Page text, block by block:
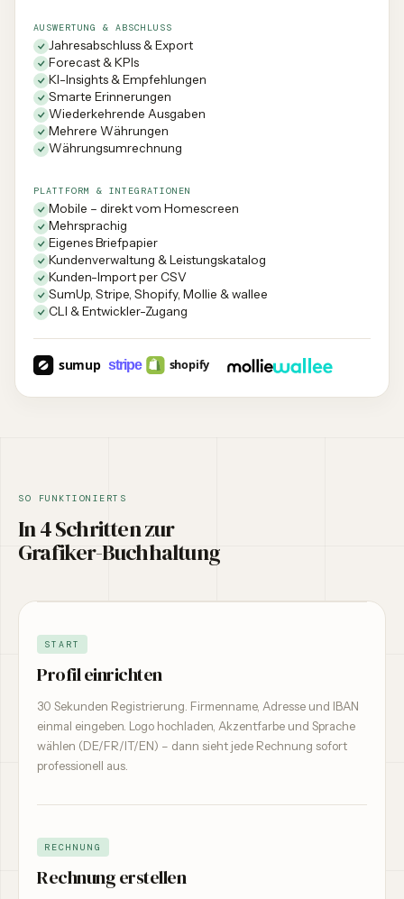
AUSWERTUNG & ABSCHLUSS
Jahresabschluss & Export
Forecast & KPIs
KI-Insights & Empfehlungen
Smarte Erinnerungen
Wiederkehrende Ausgaben
Mehrere Währungen
Währungsumrechnung
PLATTFORM & INTEGRATIONEN
Mobile – direkt vom Homescreen
Mehrsprachig
Eigenes Briefpapier
Kundenverwaltung & Leistungskatalog
Kunden-Import per CSV
SumUp, Stripe, Shopify, Mollie & wallee
CLI & Entwickler-Zugang
SO FUNKTIONIERTS
In 4 Schritten zur
Grafiker-Buchhaltung
START
Profil einrichten
30 Sekunden Registrierung. Firmenname, Adresse und IBAN
einmal eingeben. Logo hochladen, Akzentfarbe und Sprache
wählen (DE/FR/IT/EN) – dann sieht jede Rechnung sofort
professionell aus.
RECHNUNG
Rechnung erstellen